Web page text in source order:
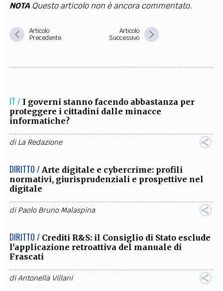
NOTA Questo articolo non è ancora commentato.
Articolo
Precedente
Articolo
Successivo
IT / I governi stanno facendo abbastanza per
proteggere i cittadini dalle minacce
informatiche?
diLa Redazione
DIRITTO / Arte digitale e cybercrime: profili
normativi, giurisprudenziali e prospettive nel
digitale
diPaolo Bruno Malaspina
DIRITTO / Crediti R&S: il Consiglio di Stato esclude
l'applicazione retroattiva del manuale di
Frascati
diAntonella Villani